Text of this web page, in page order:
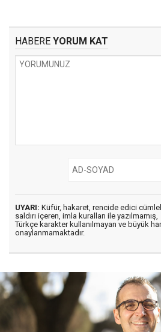
HABERE YORUM KAT
UYARI: Küfür, hakaret, rencide edici
saldırı içeren, imla kuralları ile yazılmamış,
Türkçe karakter kullanılmayan ve büyük
onaylanmamaktadır.